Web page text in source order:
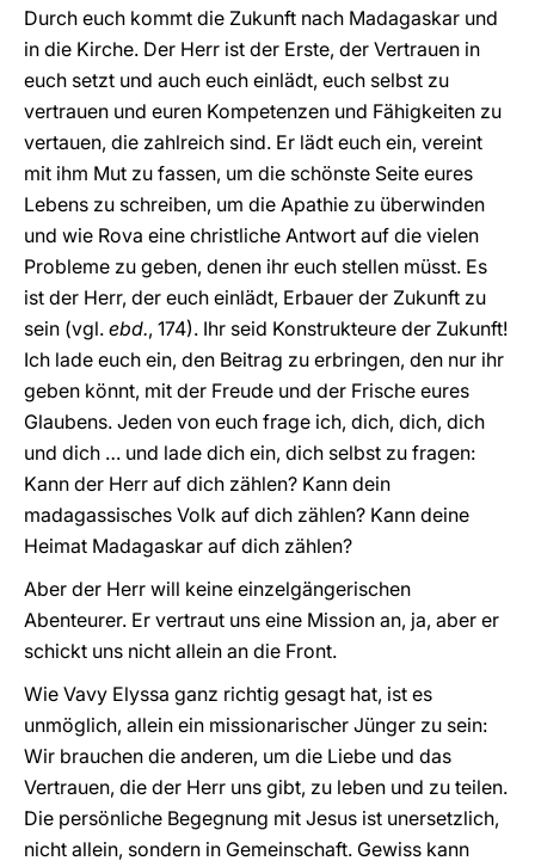
Durch euch kommt die Zukunft nach Madagaskar und
in die Kirche. Der Herr ist der Erste, der Vertrauen in
euch setzt und auch euch einlädt, euch selbst zu
vertrauen und euren Kompetenzen und Fähigkeiten zu
vertauen, die zahlreich sind. Er lädt euch ein, vereint
mit ihm Mut zu fassen, um die schönste Seite eures
Lebens zu schreiben, um die Apathie zu überwinden
und wie Rova eine christliche Antwort auf die vielen
Probleme zu geben, denen ihr euch stellen müsst. Es
ist der Herr, der euch einlädt, Erbauer der Zukunft zu
sein (vgl. ebd., 174). Ihr seid Konstrukteure der Zukunft!
Ich lade euch ein, den Beitrag zu erbringen, den nur ihr
geben könnt, mit der Freude und der Frische eures
Glaubens. Jeden von euch frage ich, dich, dich, dich
und dich … und lade dich ein, dich selbst zu fragen:
Kann der Herr auf dich zählen? Kann dein
madagassisches Volk auf dich zählen? Kann deine
Heimat Madagaskar auf dich zählen?
Aber der Herr will keine einzelgängerischen
Abenteurer. Er vertraut uns eine Mission an, ja, aber er
schickt uns nicht allein an die Front.
Wie Vavy Elyssa ganz richtig gesagt hat, ist es
unmöglich, allein ein missionarischer Jünger zu sein:
Wir brauchen die anderen, um die Liebe und das
Vertrauen, die der Herr uns gibt, zu leben und zu teilen.
Die persönliche Begegnung mit Jesus ist unersetzlich,
nicht allein, sondern in Gemeinschaft. Gewiss kann